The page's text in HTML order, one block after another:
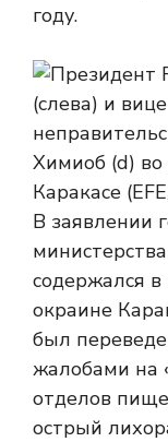
году.
В заявлении
содержался
окраине
был
жалобами на
отделов
острый